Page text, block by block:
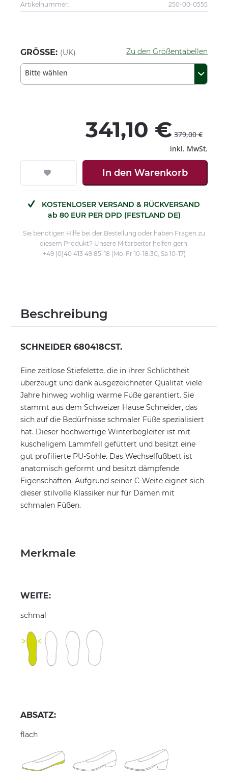
Artikelnummer:
250-00-0555
GRÖSSE: (UK) Zu den Größentabellen
Bitte wählen
341,10 € 379,00 €
inkl. MwSt.
In den Warenkorb
KOSTENLOSER VERSAND & RÜCKVERSAND
ab 80 EUR PER DPD (FESTLAND DE)
Sie benötigen Hilfe bei der Bestellung oder haben Fragen zu
diesem Produkt? Unsere Mitarbeiter helfen gern:
+49 (0)40 413 49 85-18 (Mo-Fr 10-18:30, Sa 10-17)
Beschreibung
SCHNEIDER 680418CST.
Eine zeitlose Stiefelette, die in ihrer Schlichtheit
überzeugt und dank ausgezeichneter Qualität viele
Jahre hinweg wohlig warme Füße garantiert. Sie
stammt aus dem Schweizer Hause Schneider, das
sich auf die Bedürfnisse schmaler Füße spezialisiert
hat. Dieser hochwertige Winterbegleiter ist mit
kuscheligem Lammfell gefüttert und besitzt eine
gut profilierte PU-Sohle. Das Wechselfußbett ist
anatomisch geformt und besitzt dämpfende
Eigenschaften. Aufgrund seiner C-Weite eignet sich
dieser stilvolle Klassiker nur für Damen mit
schmalen Füßen.
Merkmale
WEITE:
schmal
ABSATZ:
flach